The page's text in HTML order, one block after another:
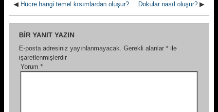
◀ Hücre hangi temel kısımlardan oluşur? Dokular nasıl oluşur? ▶
BIR YANIT YAZIN
E-posta adresiniz yayınlanmayacak. Gerekli alanlar * ile
işaretlenmişlerdir
Yorum *